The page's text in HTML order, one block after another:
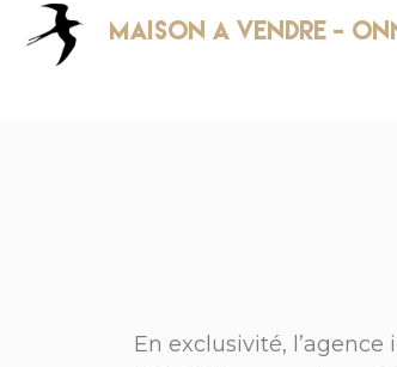
maison a vendre -
En exclusivité,